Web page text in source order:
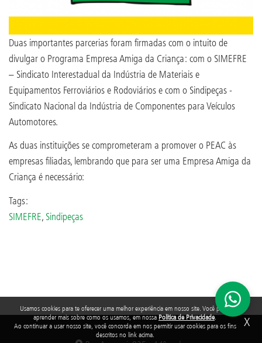
Usamos cookies para te oferecer uma melhor experiência em nosso site. Você pode
aprender mais sobre como os usamos, em nossaPolítica de Privacidade.
Ao continuar a usar nosso site, você concorda em nos permitir usar cookies para os fins
descritos no link acima.
X
Duas importantes parcerias foram firmadas com o intuito de
divulgar o Programa Empresa Amiga da Criança: com o SIMEFRE
– Sindicato Interestadual da Indústria de Materiais e
Equipamentos Ferroviários e Rodoviários e com o Sindipeças -
Sindicato Nacional da Indústria de Componentes para Veículos
Automotores.
As duas instituições se comprometeram a promover o PEAC às
empresas filiadas, lembrando que para ser uma Empresa Amiga da
Criança é necessário:
Tags:
SIMEFRE, Sindipeças